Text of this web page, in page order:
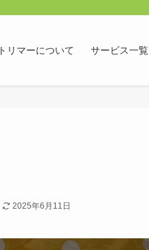
トリマーについて サービス一覧
2025年6月11日